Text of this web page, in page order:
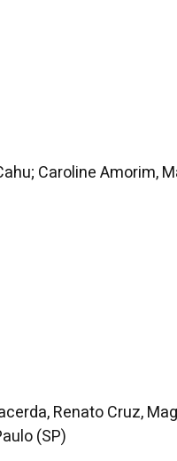
Caroline Amorim,
Renato Cruz,
(SP)